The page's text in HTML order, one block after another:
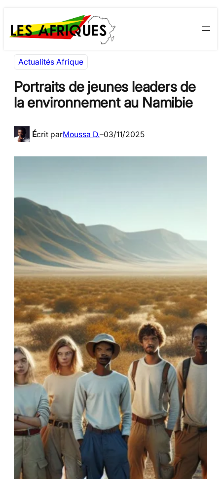
au
contenu
to
content
Actualités Afrique
Portraits de jeunes leaders de
la environnement au Namibie
Écrit parMoussa D.–03/11/2025